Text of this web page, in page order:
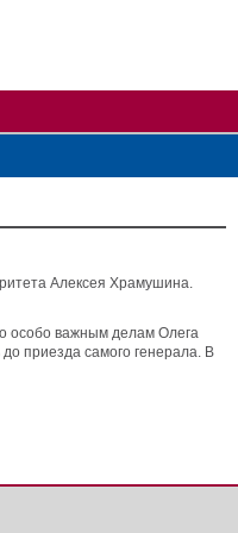
Алексея Храмушина.
особо важным делам Олега
приезда самого генерала. В